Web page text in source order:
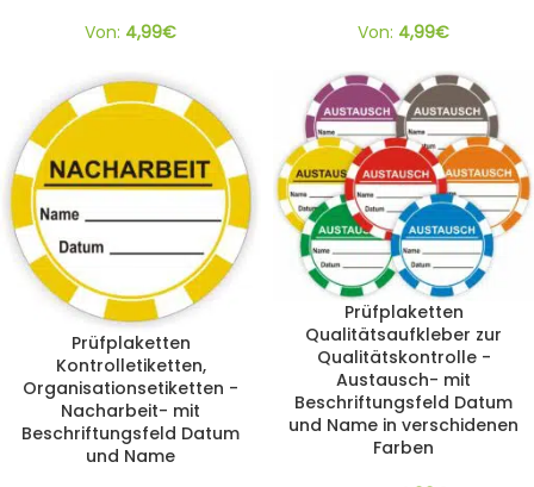
Von: 4,99€
Von: 4,99€
Prüfplaketten
Kontrolletiketten,
Organisationsetiketten -
Nacharbeit- mit
Beschriftungsfeld Datum
und Name
Prüfplaketten
Qualitätsaufkleber zur
Qualitätskontrolle -
Austausch- mit
Beschriftungsfeld Datum
und Name in verschidenen
Farben